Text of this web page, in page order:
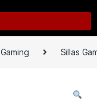
Gaming Sillas